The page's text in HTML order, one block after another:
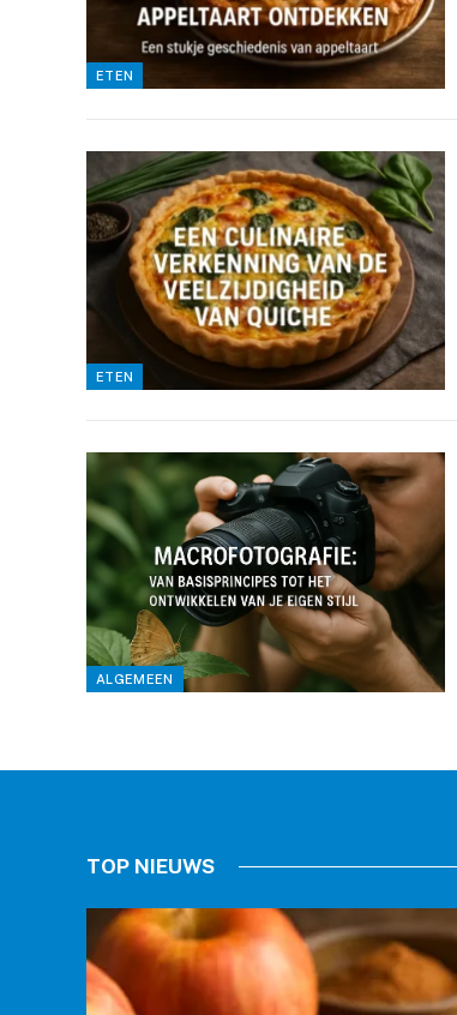
ETEN
ETEN
ALGEMEEN
TOP NIEUWS